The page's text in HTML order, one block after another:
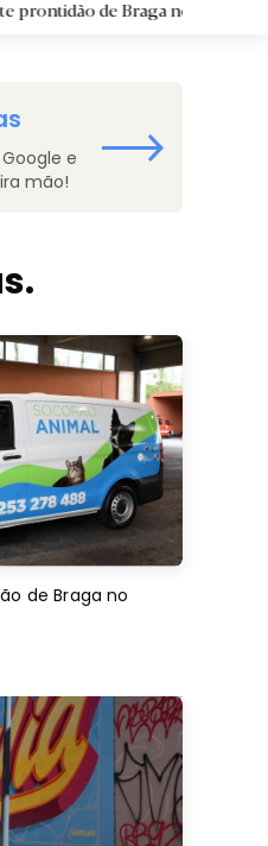
no resgate animal
e
mão!
de Braga no